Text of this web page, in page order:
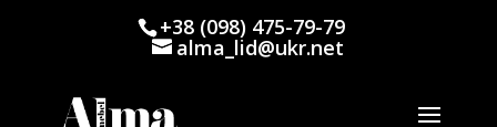
+38 (098) 475-79-79
alma_lid@ukr.net